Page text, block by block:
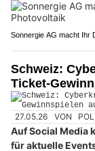
Sonnergie AG macht Ihr
Schweiz:
Ticket-
27.05.26 VON
Auf Social Media
für aktuelle